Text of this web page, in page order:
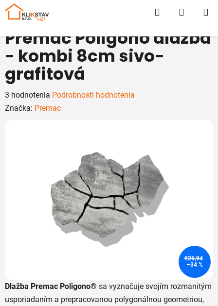
Prejsť
Hľadať
Dlažba Premac Poligono® sa vyznačuje svojím rozmanitým
usporiadaním a prepracovanou polygonálnou geometriou,
Premac Poligono dlažba
- kombi 8cm sivo-
grafitová
Priemerné
hodnotenie
3 hodnotenia Podrobnosti hodnotenia
Značka: Premac
€26,94
–34 %